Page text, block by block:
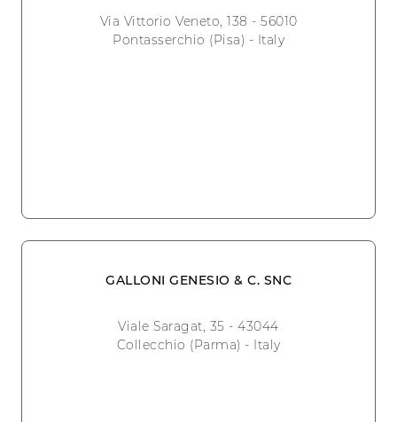
Via Vittorio Veneto, 138 - 56010
Pontasserchio (Pisa) - Italy
GALLONI GENESIO & C. SNC
Viale Saragat, 35 - 43044
Collecchio (Parma) - Italy